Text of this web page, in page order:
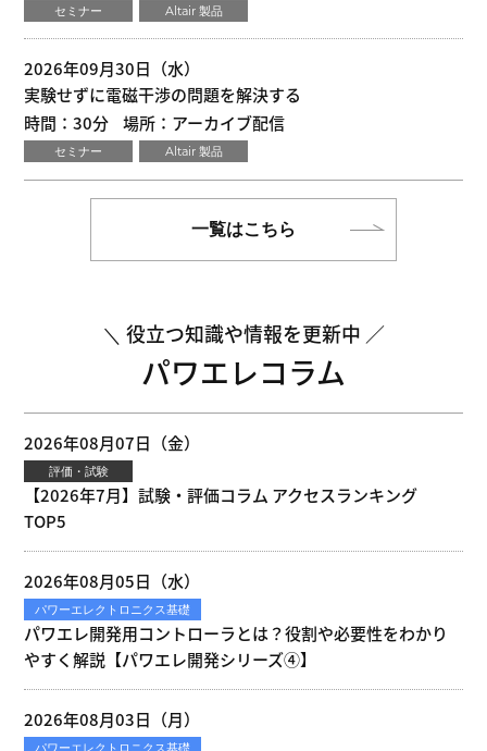
セミナー Altair 製品
2026年09月30日（水）
実験せずに電磁干渉の問題を解決する
時間：30分
場所：アーカイブ配信
セミナー Altair 製品
一覧はこちら
役立つ知識や情報を更新中
パワエレコラム
2026年08月07日（金）
評価・試験
【2026年7月】試験・評価コラム アクセスランキング
TOP5
2026年08月05日（水）
パワーエレクトロニクス基礎
パワエレ開発用コントローラとは？役割や必要性をわかり
やすく解説【パワエレ開発シリーズ④】
2026年08月03日（月）
パワーエレクトロニクス基礎